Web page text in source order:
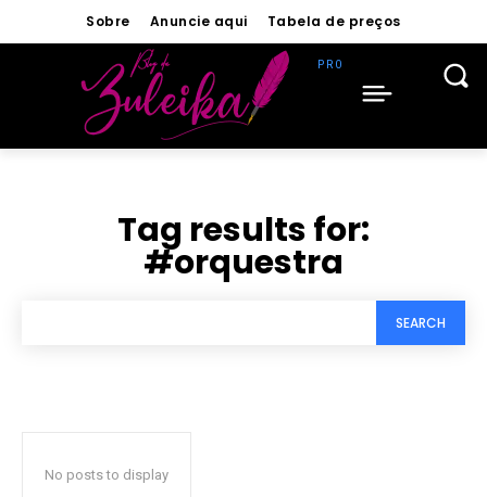
Sobre Anuncie aqui Tabela de preços
Tag results for:
#orquestra
SEARCH
No posts to display